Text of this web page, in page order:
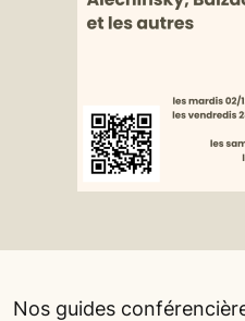
Nos guides